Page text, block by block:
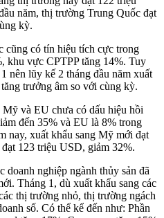
năm, thị trường Trung Quốc đạt
kỳ.
cũng có tín hiệu tích cực trong
khu vực CPTPP tăng 14%. Tuy
nên lũy kế 2 tháng đầu năm xuất
trưởng âm so với cùng kỳ.
và EU chưa có dấu hiệu hồi
đến 35% và EU là 8% trong
nay, xuất khẩu sang Mỹ mới đạt
123 triệu USD, giảm 32%.
doanh nghiệp ngành thủy sản đã
Tháng 1, dù xuất khẩu sang các
thị trường nhỏ, thị trường ngách
số. Có thể kể đến như: Phần